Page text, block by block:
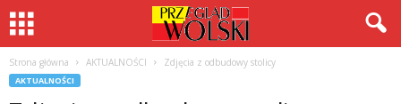
Strona główna AKTUALNOŚCI Zdjęcia z odbudowy stolicy
AKTUALNOŚCI